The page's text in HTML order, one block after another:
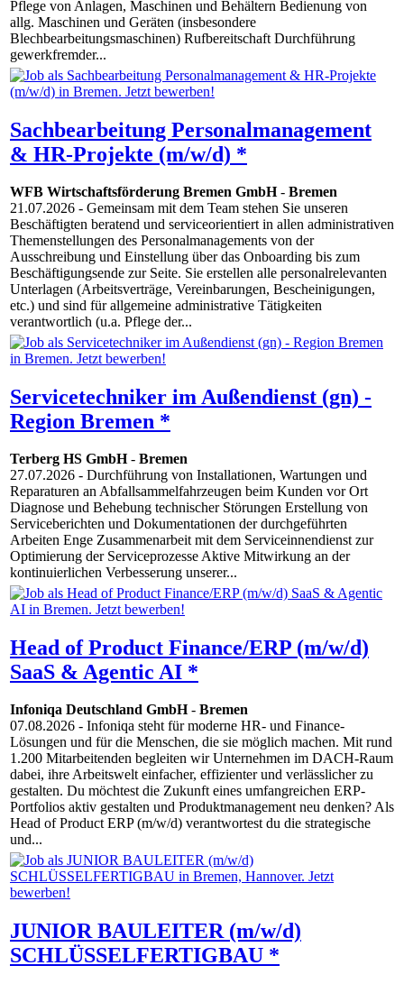
Pflege von Anlagen, Maschinen und Behältern Bedienung von
allg. Maschinen und Geräten (insbesondere
Blechbearbeitungsmaschinen) Rufbereitschaft Durchführung
gewerkfremder...
Sachbearbeitung Personalmanagement
& HR-Projekte (m/w/d) *
WFB Wirtschaftsförderung Bremen GmbH- Bremen
21.07.2026 - Gemeinsam mit dem Team stehen Sie unseren
Beschäftigten beratend und serviceorientiert in allen administrativen
Themenstellungen des Personalmanagements von der
Ausschreibung und Einstellung über das Onboarding bis zum
Beschäftigungsende zur Seite. Sie erstellen alle personalrelevanten
Unterlagen (Arbeitsverträge, Vereinbarungen, Bescheinigungen,
etc.) und sind für allgemeine administrative Tätigkeiten
verantwortlich (u.a. Pflege der...
Servicetechniker im Außendienst (gn) -
Region Bremen *
Terberg HS GmbH- Bremen
27.07.2026 - Durchführung von Installationen, Wartungen und
Reparaturen an Abfallsammelfahrzeugen beim Kunden vor Ort
Diagnose und Behebung technischer Störungen Erstellung von
Serviceberichten und Dokumentationen der durchgeführten
Arbeiten Enge Zusammenarbeit mit dem Serviceinnendienst zur
Optimierung der Serviceprozesse Aktive Mitwirkung an der
kontinuierlichen Verbesserung unserer...
Head of Product Finance/ERP (m/w/d)
SaaS & Agentic AI *
Infoniqa Deutschland GmbH- Bremen
07.08.2026 - Infoniqa steht für moderne HR- und Finance-
Lösungen und für die Menschen, die sie möglich machen. Mit rund
1.200 Mitarbeitenden begleiten wir Unternehmen im DACH-Raum
dabei, ihre Arbeitswelt einfacher, effizienter und verlässlicher zu
gestalten. Du möchtest die Zukunft eines umfangreichen ERP-
Portfolios aktiv gestalten und Produktmanagement neu denken? Als
Head of Product ERP (m/w/d) verantwortest du die strategische
und...
JUNIOR BAULEITER (m/w/d)
SCHLÜSSELFERTIGBAU *